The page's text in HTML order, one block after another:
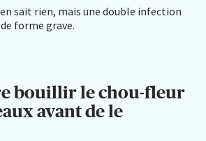
sait rien, mais une double infection
forme grave.
bouillir le chou-fleur
avant de le